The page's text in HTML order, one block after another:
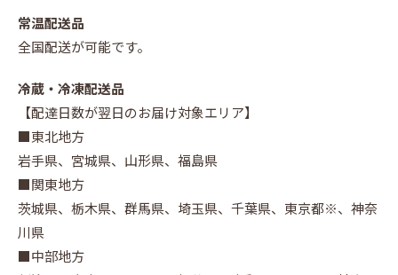
常温配送品
全国配送が可能です。
冷蔵・冷凍配送品
【配達日数が翌日のお届け対象エリア】
■東北地方
岩手県、宮城県、山形県、福島県
■関東地方
茨城県、栃木県、群馬県、埼玉県、千葉県、東京都※、神奈
川県
■中部地方